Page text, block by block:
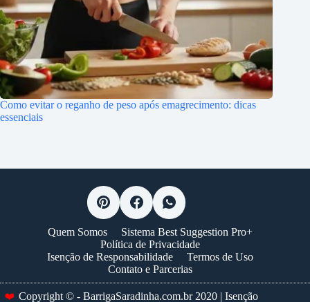
Como evitar o reganho de peso após emagrecimento: dicas
essenciais
Quem Somos
Sistema Best Suggestion Pro+
Política de Privacidade
Isenção de Responsabilidade
Termos de Uso
Contato e Parcerias
❤️ Copyright © - BarrigaSaradinha.com.br 2020 | Isenção